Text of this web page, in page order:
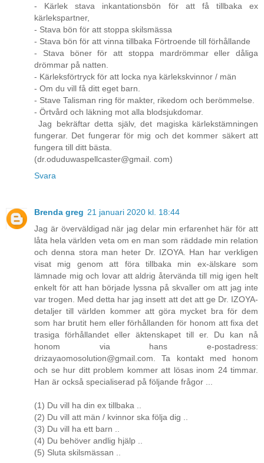
- Kärlek stava inkantationsbön för att få tillbaka ex
kärlekspartner,
- Stava bön för att stoppa skilsmässa
- Stava bön för att vinna tillbaka Förtroende till förhållande
- Stava böner för att stoppa mardrömmar eller dåliga
drömmar på natten.
- Kärleksförtryck för att locka nya kärlekskvinnor / män
- Om du vill få ditt eget barn.
- Stave Talisman ring för makter, rikedom och berömmelse.
- Örtvård och läkning mot alla blodsjukdomar.
Jag bekräftar detta själv, det magiska kärlekstämningen
fungerar. Det fungerar för mig och det kommer säkert att
fungera till ditt bästa.
(dr.oduduwaspellcaster@gmail. com)
Svara
Brenda greg 21 januari 2020 kl. 18:44
Jag är överväldigad när jag delar min erfarenhet här för att
låta hela världen veta om en man som räddade min relation
och denna stora man heter Dr. IZOYA. Han har verkligen
visat mig genom att föra tillbaka min ex-älskare som
lämnade mig och lovar att aldrig återvända till mig igen helt
enkelt för att han började lyssna på skvaller om att jag inte
var trogen. Med detta har jag insett att det att ge Dr. IZOYA-
detaljer till världen kommer att göra mycket bra för dem
som har brutit hem eller förhållanden för honom att fixa det
trasiga förhållandet eller äktenskapet till er. Du kan nå
honom via hans e-postadress:
drizayaomosolution@gmail.com. Ta kontakt med honom
och se hur ditt problem kommer att lösas inom 24 timmar.
Han är också specialiserad på följande frågor ...
(1) Du vill ha din ex tillbaka ..
(2) Du vill att män / kvinnor ska följa dig ..
(3) Du vill ha ett barn ..
(4) Du behöver andlig hjälp ..
(5) Sluta skilsmässan ..